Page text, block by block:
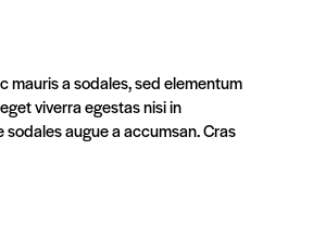
mauris a sodales, sed elementum
viverra egestas nisi in
sodales augue a accumsan. Cras